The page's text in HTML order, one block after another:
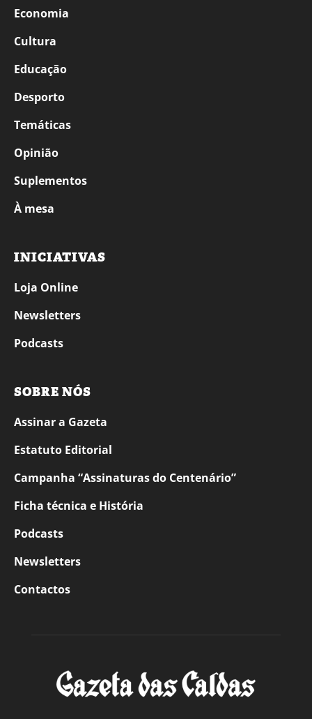
Economia
Cultura
Educação
Desporto
Temáticas
Opinião
Suplementos
À mesa
INICIATIVAS
Loja Online
Newsletters
Podcasts
SOBRE NÓS
Assinar a Gazeta
Estatuto Editorial
Campanha “Assinaturas do Centenário”
Ficha técnica e História
Podcasts
Newsletters
Contactos